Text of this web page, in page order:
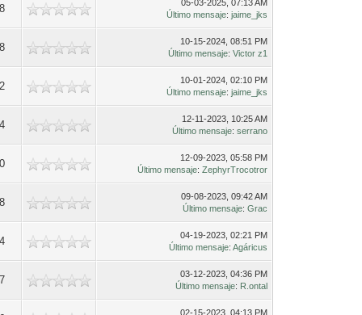
05-03-2025, 07:13 AM
Último mensaje:jaime_jks
10-15-2024, 08:51 PM
Último mensaje:Victor z1
10-01-2024, 02:10 PM
Último mensaje:jaime_jks
12-11-2023, 10:25 AM
Último mensaje:serrano
12-09-2023, 05:58 PM
Último mensaje:ZephyrTrocotror
09-08-2023, 09:42 AM
Último mensaje:Grac
04-19-2023, 02:21 PM
Último mensaje:Agáricus
03-12-2023, 04:36 PM
Último mensaje: R.ontal
02-15-2023, 04:13 PM